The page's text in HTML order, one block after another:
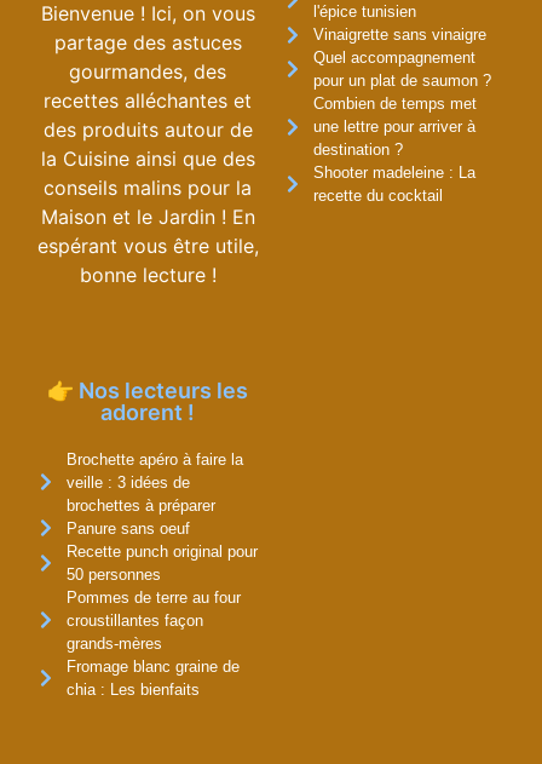
Bienvenue ! Ici, on vous
partage des astuces
gourmandes, des
recettes alléchantes et
des produits autour de
la Cuisine ainsi que des
conseils malins pour la
Maison et le Jardin ! En
espérant vous être utile,
bonne lecture !
l'épice tunisien
Vinaigrette sans vinaigre
Quel accompagnement
pour un plat de saumon ?
Combien de temps met
une lettre pour arriver à
destination ?
Shooter madeleine : La
recette du cocktail
👉 Nos lecteurs les
adorent !
Brochette apéro à faire la
veille : 3 idées de
brochettes à préparer
Panure sans oeuf
Recette punch original pour
50 personnes
Pommes de terre au four
croustillantes façon
grands-mères
Fromage blanc graine de
chia : Les bienfaits